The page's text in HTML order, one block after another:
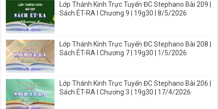
Lớp Thánh Kinh Trực Tuyến ĐC Stephano Bài 209 |
Sách ÉT-RA I Chương 9 | 19g30 | 8/5/2026
Lớp Thánh Kinh Trực Tuyến ĐC Stephano Bài 208 |
Sách ÉT-RA I Chương 7 | 19g30 | 1/5/2026
Lớp Thánh Kinh Trực Tuyến ĐC Stephano Bài 206 |
Sách ÉT-RA I Chương 3 | 19g30 | 17/4/2026